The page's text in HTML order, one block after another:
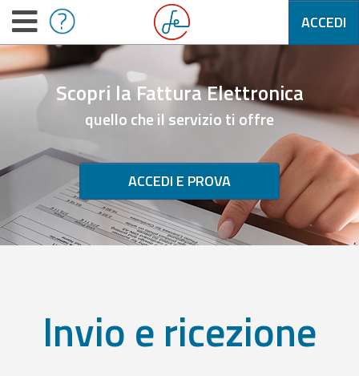
ACCEDI
Scopri la Fattura Elettronica
quello che il servizio ti offre
ACCEDI E PROVA
Invio e ricezione